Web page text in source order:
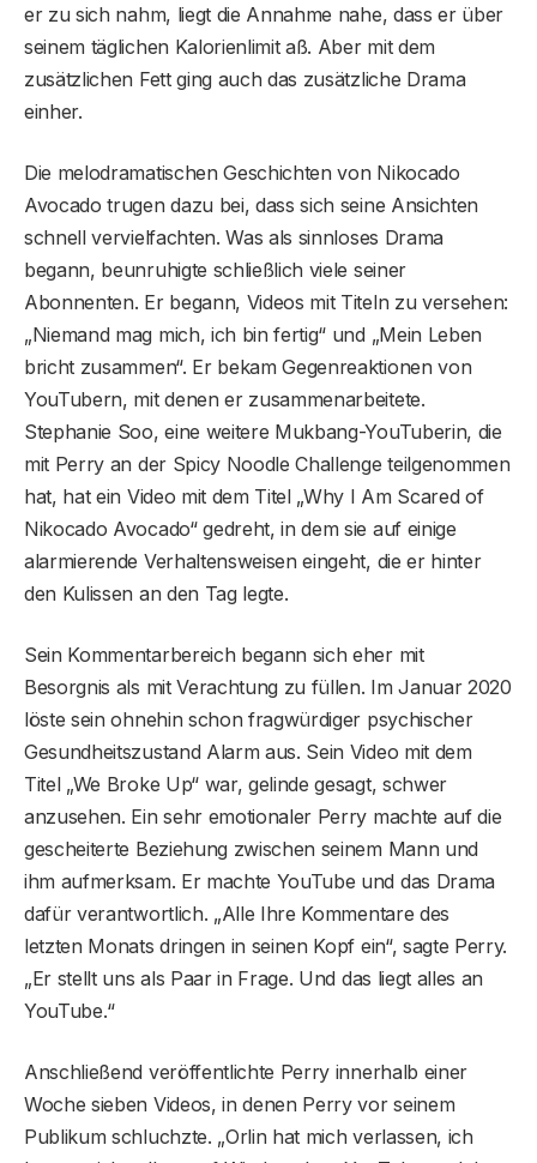
er zu sich nahm, liegt die Annahme nahe, dass er über
seinem täglichen Kalorienlimit aß. Aber mit dem
zusätzlichen Fett ging auch das zusätzliche Drama
einher.
Die melodramatischen Geschichten von Nikocado
Avocado trugen dazu bei, dass sich seine Ansichten
schnell vervielfachten. Was als sinnloses Drama
begann, beunruhigte schließlich viele seiner
Abonnenten. Er begann, Videos mit Titeln zu versehen:
„Niemand mag mich, ich bin fertig“ und „Mein Leben
bricht zusammen“. Er bekam Gegenreaktionen von
YouTubern, mit denen er zusammenarbeitete.
Stephanie Soo, eine weitere Mukbang-YouTuberin, die
mit Perry an der Spicy Noodle Challenge teilgenommen
hat, hat ein Video mit dem Titel „Why I Am Scared of
Nikocado Avocado“ gedreht, in dem sie auf einige
alarmierende Verhaltensweisen eingeht, die er hinter
den Kulissen an den Tag legte.
Sein Kommentarbereich begann sich eher mit
Besorgnis als mit Verachtung zu füllen. Im Januar 2020
löste sein ohnehin schon fragwürdiger psychischer
Gesundheitszustand Alarm aus. Sein Video mit dem
Titel „We Broke Up“ war, gelinde gesagt, schwer
anzusehen. Ein sehr emotionaler Perry machte auf die
gescheiterte Beziehung zwischen seinem Mann und
ihm aufmerksam. Er machte YouTube und das Drama
dafür verantwortlich. „Alle Ihre Kommentare des
letzten Monats dringen in seinen Kopf ein“, sagte Perry.
„Er stellt uns als Paar in Frage. Und das liegt alles an
YouTube.“
Anschließend veröffentlichte Perry innerhalb einer
Woche sieben Videos, in denen Perry vor seinem
Publikum schluchzte. „Orlin hat mich verlassen, ich